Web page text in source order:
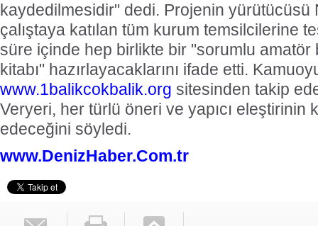
kaydedilmesidir" dedi. Projenin yürütücüsü
çalıştaya katılan tüm kurum temsilcilerine
süre içinde hep birlikte bir "sorumlu amatör
kitabı" hazırlayacaklarını ifade etti.
www.1balikcokbalik.org sitesinden takip
Veryeri, her türlü öneri ve yapıcı eleştirinin
edeceğini söyledi.
www.DenizHaber.Com.tr